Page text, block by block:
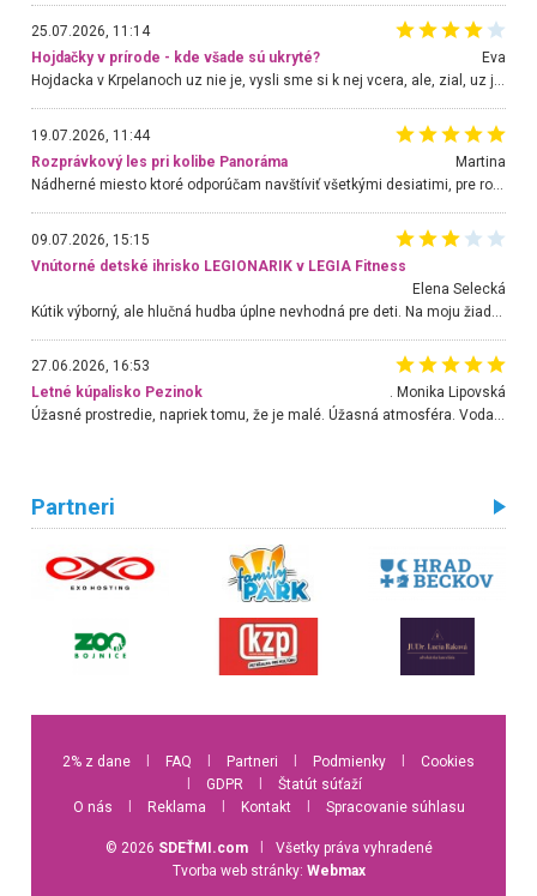
25.07.2026, 11:14
Hojdačky v prírode - kde všade sú ukryté?
Eva
Hojdacka v Krpelanoch uz nie je, vysli sme si k nej vcera, ale, zial, uz je znicena. Ak sem planujete cestu len kvoli hojdacke, mozete si ju usetrit. Krasny vyhlad je tu vsak aj bez hojdacky :-)
19.07.2026, 11:44
Rozprávkový les pri kolibe Panoráma
Martina
Nádherné miesto ktoré odporúčam navštíviť všetkými desiatimi, pre rodiny s deťmi, dôchodcom... Proste a jednoducho ozaj rozprávkový les.. určite ešte prídeme. Odniesli sme si na pamiatku krásne tričká,
09.07.2026, 15:15
Vnútorné detské ihrisko LEGIONARIK v LEGIA Fitness
Elena Selecká
27.06.2026, 16:53
Letné kúpalisko Pezinok
. Monika Lipovská
Úžasné prostredie, napriek tomu, že je malé. Úžasná atmosféra. Voda fantastická a nádherná. Ľudí je pomerne veľa, ale su mili a ohľaduplní. Je veľmi zaujímavé sledovať, ako dokážu spolu športovať cudzí ľudia a bez ohľadu na vek. Vládne tu pohoda. Vnuka neviem dostať z vody. Ďakujem za krásny deň . Urcite sa sem vrátim. Jediný problém je s parkovaním, ale aj ten sa mi podarilo vyriešiť. Monika Bratislava
Partneri
2% z dane FAQ Partneri Podmienky
Cookies
GDPR
Štatút súťaží
O nás
Reklama Kontakt Spracovanie súhlasu
© 2026 SDEŤMI.com
Všetky práva vyhradené
Tvorba web stránky: Webmax